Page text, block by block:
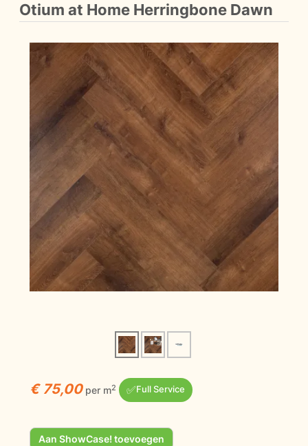
Otium at Home Herringbone Dawn
€ 75,00 per m2 ✅Full Service
Aan ShowCase! toevoegen